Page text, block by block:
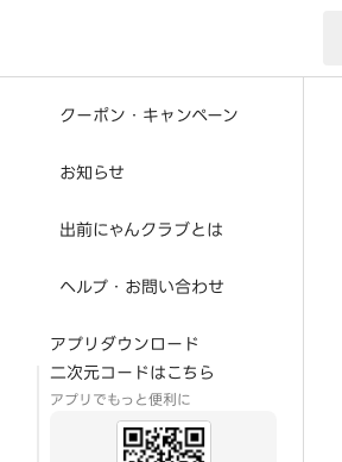
クーポン・キャンペーン
お知らせ
出前にゃんクラブとは
ヘルプ・お問い合わせ
アプリダウンロード
二次元コードはこちら
アプリでもっと便利に